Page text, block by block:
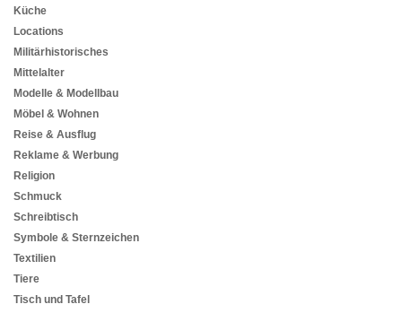
Küche
Locations
Militärhistorisches
Mittelalter
Modelle & Modellbau
Möbel & Wohnen
Reise & Ausflug
Reklame & Werbung
Religion
Schmuck
Schreibtisch
Symbole & Sternzeichen
Textilien
Tiere
Tisch und Tafel